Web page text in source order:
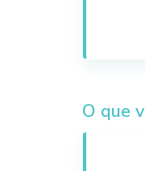
O que